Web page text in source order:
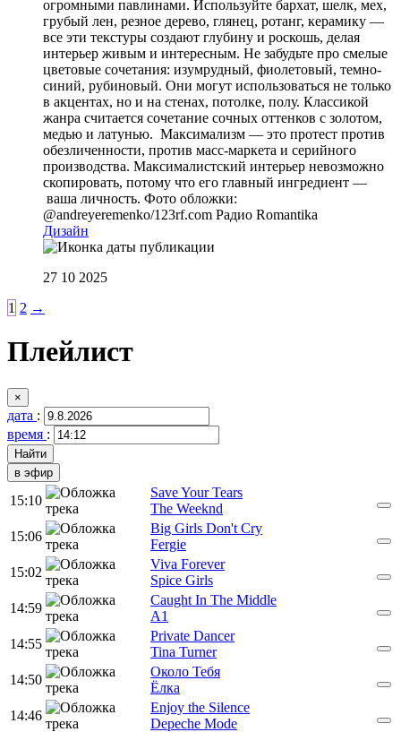
огромными павлинами. Используйте бархат, шелк, мех,
грубый лен, резное дерево, глянец, ротанг, керамику —
все эти текстуры создают глубину и роскошь, делая
интерьер живым и интересным. Не забудьте про смелые
цветовые сочетания: изумрудный, фиолетовый, темно-
синий, рубиновый. Они могут использоваться не только
в акцентах, но и на стенах, потолке, полу. Классикой
жанра считается сочетание сочных оттенков с золотом,
медью и латунью. Максимализм — это протест против
обезличенности, против масс-маркета и серийного
производства. Максималистский интерьер невозможно
скопировать, потому что его главный ингредиент —
ваша личность. Фото обложки:
@andreyeremenko/123rf.com Радио Romantika
Дизайн
27 10 2025
1 2 →
Плейлист
×
дата :
время :
в эфир
15:10
Save Your Tears
The Weeknd
15:06
Big Girls Don't Cry
Fergie
15:02
Viva Forever
Spice Girls
14:59
Caught In The Middle
A1
14:55
Private Dancer
Tina Turner
14:50
Около Тебя
Ёлка
14:46
Enjoy the Silence
Depeche Mode